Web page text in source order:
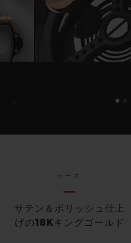
ケース
サテン＆ポリッシュ仕上
げの18Kキングゴールド